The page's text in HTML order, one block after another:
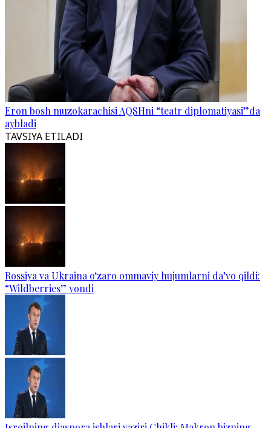
Eron bosh muzokarachisi AQSHni “teatr diplomatiyasi”da
aybladi
TAVSIYA ETILADI
Rossiya va Ukraina o‘zaro ommaviy hujumlarni da’vo qildi:
“Wildberries” yondi